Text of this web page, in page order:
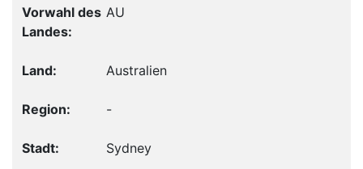
AU
Australien
-
Sydney